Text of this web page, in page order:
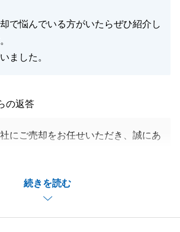
で悩んでいる方がいたらぜひ紹介し
ました。
続きを読む
の返答
にご売却をお任せいただき、誠にあ
おいて、お仕事お忙しいなかご内見
りがとうございました。